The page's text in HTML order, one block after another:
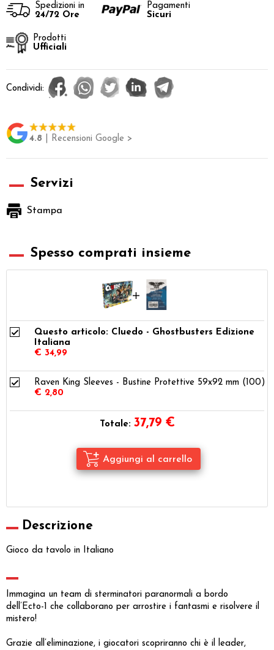
Spedizioni in
24/72 Ore
Pagamenti
Sicuri
Prodotti
Ufficiali
Condividi:
4.8 | Recensioni Google >
Servizi
Stampa
Spesso comprati insieme
Questo articolo: Cluedo - Ghostbusters Edizione
Italiana
€ 34,99
Raven King Sleeves - Bustine Protettive 59x92 mm (100)
€ 2,80
Totale: 37,79 €
Descrizione
Gioco da tavolo in Italiano
Immagina un team di sterminatori paranormali a bordo
dell’Ecto-1 che collaborano per arrostire i fantasmi e risolvere il
mistero!
Grazie all’eliminazione, i giocatori scopriranno chi è il leader,